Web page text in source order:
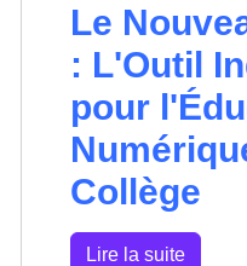
Le
: L'Outil
pour
Collège
Lire la suite